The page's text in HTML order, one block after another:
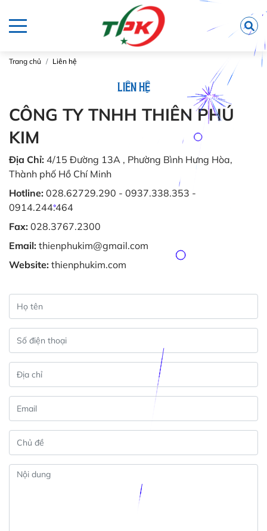
Trang chủ Liên hệ
LIÊN HỆ
CÔNG TY TNHH THIÊN PHÚ
KIM
Địa Chỉ: 4/15 Đường 13A , Phường Bình Hưng Hòa,
Thành phố Hồ Chí Minh
Hotline: 028.62729.290 - 0937.338.353 -
0914.244.464
Fax: 028.3767.2300
Email: thienphukim@gmail.com
Website: thienphukim.com